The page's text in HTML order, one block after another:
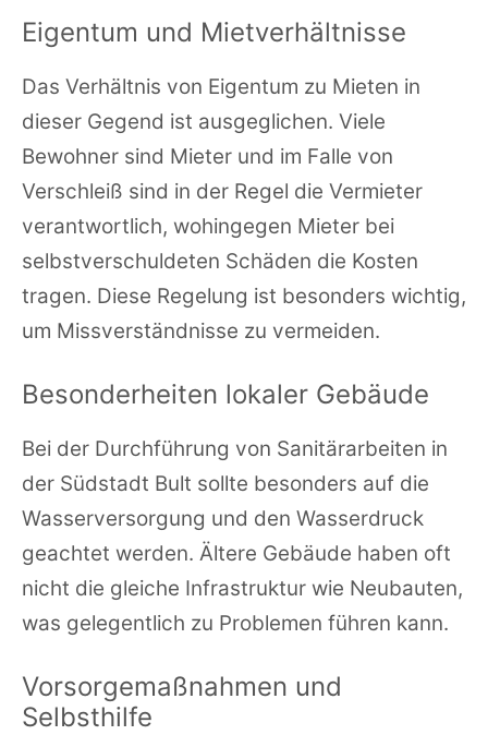
Eigentum und Mietverhältnisse
Das Verhältnis von Eigentum zu Mieten in
dieser Gegend ist ausgeglichen. Viele
Bewohner sind Mieter und im Falle von
Verschleiß sind in der Regel die Vermieter
verantwortlich, wohingegen Mieter bei
selbstverschuldeten Schäden die Kosten
tragen. Diese Regelung ist besonders wichtig,
um Missverständnisse zu vermeiden.
Besonderheiten lokaler Gebäude
Bei der Durchführung von Sanitärarbeiten in
der Südstadt Bult sollte besonders auf die
Wasserversorgung und den Wasserdruck
geachtet werden. Ältere Gebäude haben oft
nicht die gleiche Infrastruktur wie Neubauten,
was gelegentlich zu Problemen führen kann.
Vorsorgemaßnahmen und
Selbsthilfe